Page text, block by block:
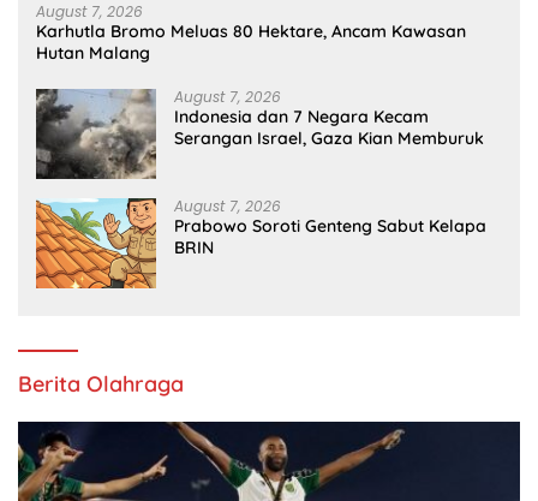
August 7, 2026
Karhutla Bromo Meluas 80 Hektare, Ancam Kawasan
Hutan Malang
August 7, 2026
Indonesia dan 7 Negara Kecam
Serangan Israel, Gaza Kian Memburuk
August 7, 2026
Prabowo Soroti Genteng Sabut Kelapa
BRIN
Berita Olahraga